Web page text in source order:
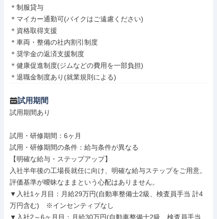
＊制服貸与
＊マイカー通勤可(バイクはご遠慮ください)
＊資格取得支援
＊車両・整備の社内割引制度
＊奨学金の返済支援制度
＊健康促進制度(ジムなどの費用を一部負担)
＊退職金制度あり(就業規則による)
試用期間
試用期間あり
試用・研修期間：6ヶ月
試用・研修期間の条件：給与条件が異なる
【明確な給与・ステップアップ】
入社半年後の工場長就任に向け、明確な給与ステップをご用意。
評価基準が曖昧なままという心配はありません。
▼入社1ヶ月目：月給29万円(自動車整備士2級、検査員手当 計4
万円含む)　※インセンティブなし
▼入社2～6ヶ月目：月給30万円(自動車整備士2級、検査員手当